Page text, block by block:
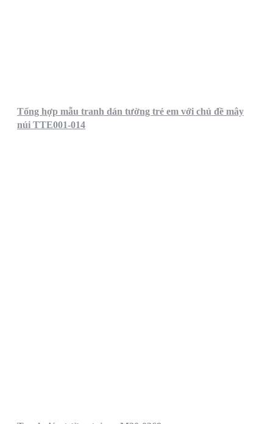
Tổng hợp mẫu tranh dán tường trẻ em với chủ đề mây
núi TTE001-014